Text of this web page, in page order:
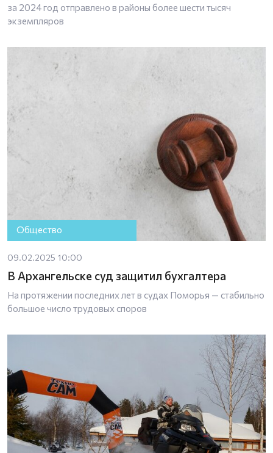
за 2024 год отправлено в районы более шести тысяч
экземпляров
Общество
09.02.2025 10:00
В Архангельске суд защитил бухгалтера
На протяжении последних лет в судах Поморья — стабильно
большое число трудовых споров